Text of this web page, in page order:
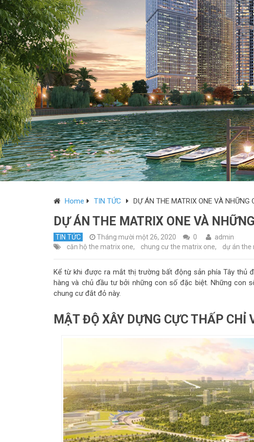
Home TIN TỨC DỰ ÁN THE MATRIX ONE VÀ NHỮNG
DỰ ÁN THE MATRIX ONE VÀ
TIN TỨC Tháng mười một 26, 2020 0
admin
căn hộ the matrix one, chung cư the matrix one, dự án the
Kể từ khi được ra mắt thị trường bất động sản phía Tây thủ
hàng và chủ đầu tư bởi những con số đặc biệt. Những con
chung cư đắt đỏ này.
MẬT ĐỘ XÂY DỰNG CỰC THẤP CHỈ